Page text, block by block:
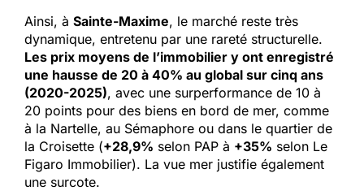
Ainsi, à Sainte-Maxime, le marché reste très
dynamique, entretenu par une rareté structurelle.
Les prix moyens de l’immobilier y ont enregistré
une hausse de 20 à 40% au global sur cinq ans
(2020-2025), avec une surperformance de 10 à
20 points pour des biens en bord de mer, comme
à la Nartelle, au Sémaphore ou dans le quartier de
la Croisette (+28,9% selon PAP à +35% selon Le
Figaro Immobilier). La vue mer justifie également
une surcote.